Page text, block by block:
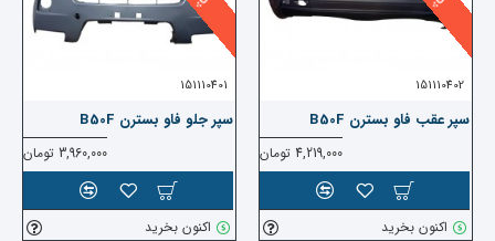
151110402
سپر عقب فاو بسترن B50F
4,219,000 تومان
اکنون بخرید
151110401
سپر جلو فاو بسترن B50F
3,960,000 تومان
اکنون بخرید